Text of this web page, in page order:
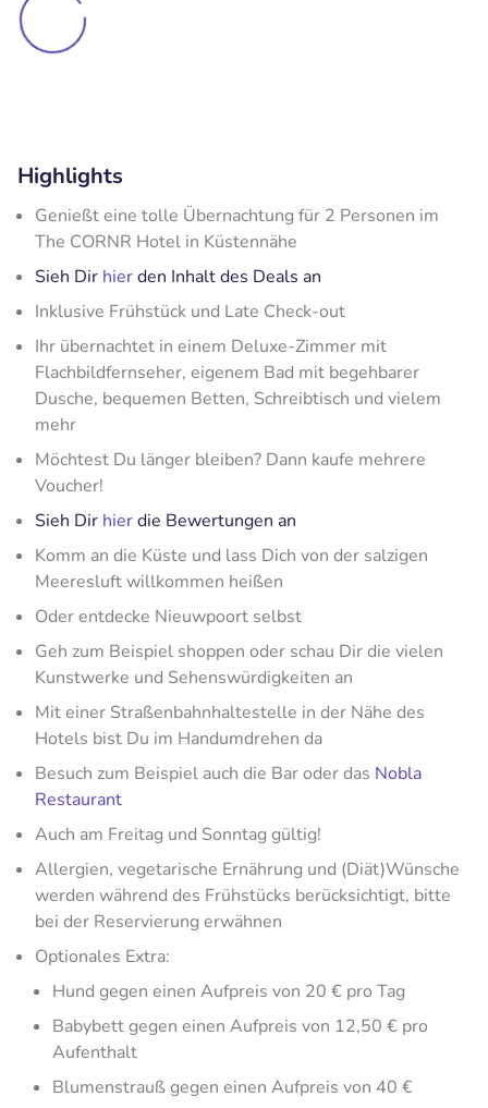
Highlights
Genießt eine tolle Übernachtung für 2 Personen im
The CORNR Hotel in Küstennähe
Sieh Dir hierden Inhalt des Deals an
Inklusive Frühstück und Late Check-out
Ihr übernachtet in einem Deluxe-Zimmer mit
Flachbildfernseher, eigenem Bad mit begehbarer
Dusche, bequemen Betten, Schreibtisch und vielem
mehr
Möchtest Du länger bleiben? Dann kaufe mehrere
Voucher!
Sieh Dir hierdie Bewertungen an
Komm an die Küste und lass Dich von der salzigen
Meeresluft willkommen heißen
Oder entdecke Nieuwpoort selbst
Geh zum Beispiel shoppen oder schau Dir die vielen
Kunstwerke und Sehenswürdigkeiten an
Mit einer Straßenbahnhaltestelle in der Nähe des
Hotels bist Du im Handumdrehen da
Besuch zum Beispiel auch die Bar oder das Nobla
Restaurant
Auch am Freitag und Sonntag gültig!
Allergien, vegetarische Ernährung und (Diät)Wünsche
werden während des Frühstücks berücksichtigt, bitte
bei der Reservierung erwähnen
Optionales Extra:
Hund gegen einen Aufpreis von 20 € pro Tag
Babybett gegen einen Aufpreis von 12,50 € pro
Aufenthalt
Blumenstrauß gegen einen Aufpreis von 40 €